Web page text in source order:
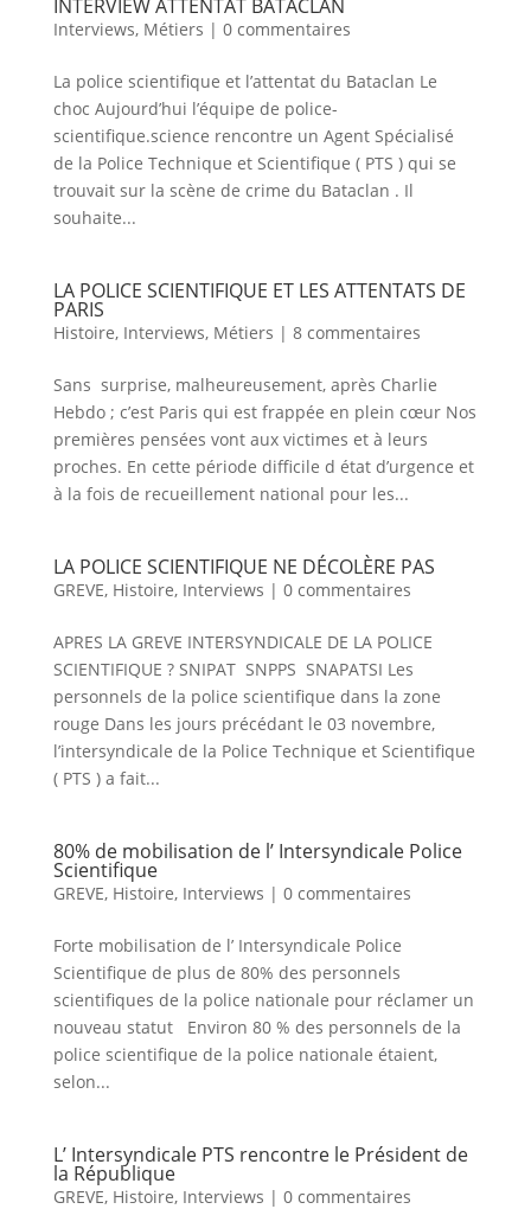
INTERVIEW ATTENTAT BATACLAN
Interviews, Métiers | 0 commentaires
La police scientifique et l’attentat du Bataclan Le
choc Aujourd’hui l’équipe de police-
scientifique.science rencontre un Agent Spécialisé
de la Police Technique et Scientifique ( PTS ) qui se
trouvait sur la scène de crime du Bataclan . Il
souhaite...
LA POLICE SCIENTIFIQUE ET LES ATTENTATS DE
PARIS
Histoire, Interviews, Métiers | 8 commentaires
Sans surprise, malheureusement, après Charlie
Hebdo ; c’est Paris qui est frappée en plein cœur Nos
premières pensées vont aux victimes et à leurs
proches. En cette période difficile d état d’urgence et
à la fois de recueillement national pour les...
LA POLICE SCIENTIFIQUE NE DÉCOLÈRE PAS
GREVE, Histoire, Interviews | 0 commentaires
APRES LA GREVE INTERSYNDICALE DE LA POLICE
SCIENTIFIQUE ? SNIPAT SNPPS SNAPATSI Les
personnels de la police scientifique dans la zone
rouge Dans les jours précédant le 03 novembre,
l’intersyndicale de la Police Technique et Scientifique
( PTS ) a fait...
80% de mobilisation de l’ Intersyndicale Police
Scientifique
GREVE, Histoire, Interviews | 0 commentaires
Forte mobilisation de l’ Intersyndicale Police
Scientifique de plus de 80% des personnels
scientifiques de la police nationale pour réclamer un
nouveau statut Environ 80 % des personnels de la
police scientifique de la police nationale étaient,
selon...
L’ Intersyndicale PTS rencontre le Président de
la République
GREVE, Histoire, Interviews | 0 commentaires